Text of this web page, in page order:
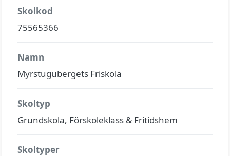
Skolkod
75565366
Namn
Myrstugubergets Friskola
Skoltyp
Grundskola, Förskoleklass & Fritidshem
Skoltyper